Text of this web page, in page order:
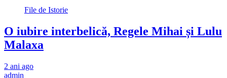
File de Istorie
O iubire interbelică, Regele Mihai și Lulu
Malaxa
2 ani ago
admin